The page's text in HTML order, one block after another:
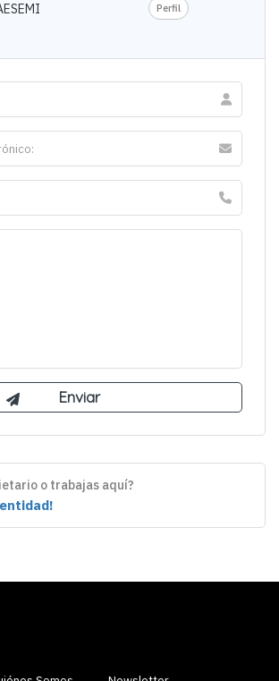
Perfil
o trabajas aquí?